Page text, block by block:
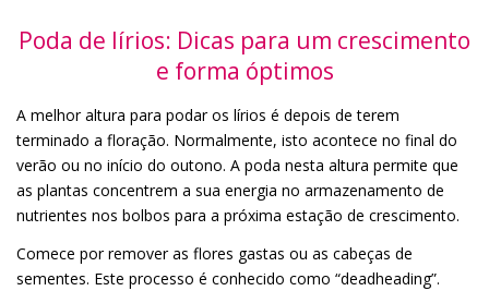
Poda de lírios: Dicas para um crescimento
e forma óptimos
A melhor altura para podar os lírios é depois de terem
terminado a floração. Normalmente, isto acontece no final do
verão ou no início do outono. A poda nesta altura permite que
as plantas concentrem a sua energia no armazenamento de
nutrientes nos bolbos para a próxima estação de crescimento.
Comece por remover as flores gastas ou as cabeças de
sementes. Este processo é conhecido como “deadheading”.